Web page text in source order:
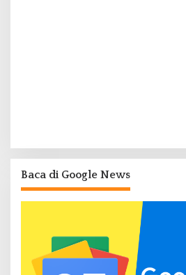
Baca di Google News